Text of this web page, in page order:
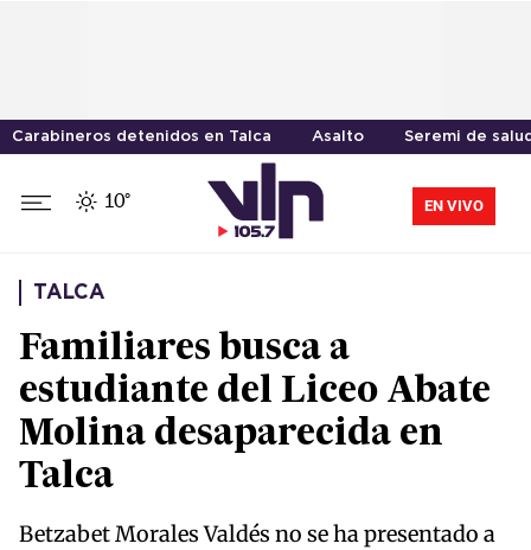
Carabineros detenidos en Talca Asalto Seremi de
10° EN VIVO
TALCA
Familiares busca a
estudiante del Liceo Abate
Molina desaparecida en
Talca
Betzabet Morales Valdés no se ha presentado a